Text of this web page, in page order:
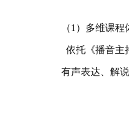
（1）多维课
依托《播音主
有声表达、解